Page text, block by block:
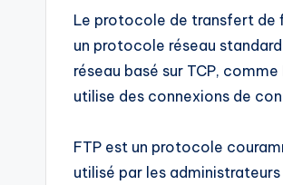
Le protocole de transfert de
un protocole réseau
réseau basé sur TCP,
utilise des connexions de
FTP est un protocole
utilisé par les